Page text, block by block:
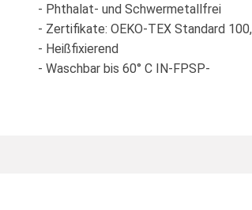
- Phthalat- und Schwermetallfrei
- Zertifikate: OEKO-TEX Standard
- Heißfixierend
- Waschbar bis 60° C IN-FPSP-